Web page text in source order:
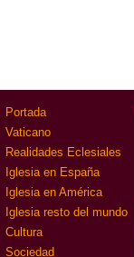
Portada
Vaticano
Realidades Eclesiales
Iglesia en España
Iglesia en América
Iglesia resto del mundo
Cultura
Sociedad